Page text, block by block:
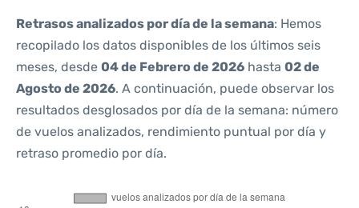
Retrasos analizados por día de la semana: Hemos
recopilado los datos disponibles de los últimos seis
meses, desde 04 de Febrero de 2026 hasta 02 de
Agosto de 2026. A continuación, puede observar los
resultados desglosados por día de la semana: número
de vuelos analizados, rendimiento puntual por día y
retraso promedio por día.